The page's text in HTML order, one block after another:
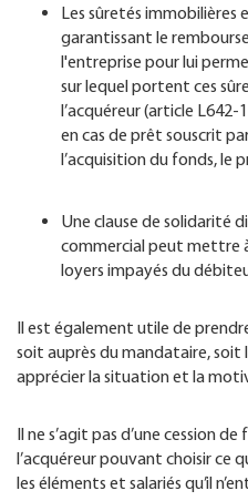
Les sûretés immobilières
garantissant le
l'entreprise pour lui
sur lequel portent ces
l’acquéreur (article
en cas de prêt souscrit
l’acquisition du fonds, le
Une clause de solidarité
commercial peut mettre
loyers impayés du
Il est également utile de
soit auprès du mandataire, soit
apprécier la situation et la
Il ne s’agit pas d’une cession
l’acquéreur pouvant choisir ce
les éléments et salariés qu’il